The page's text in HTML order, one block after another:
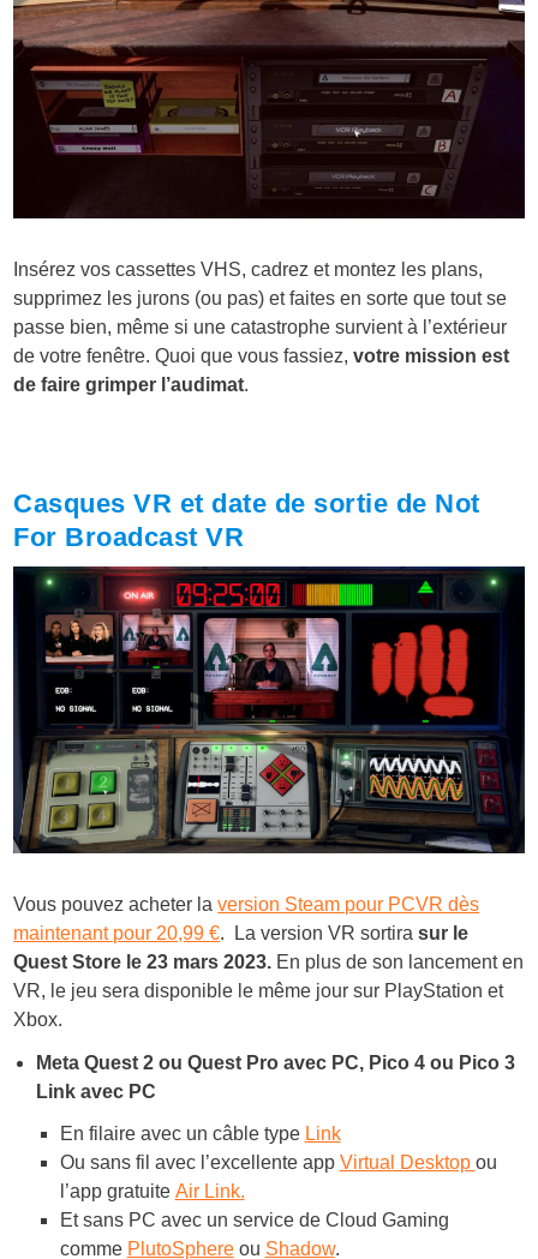
Insérez vos cassettes VHS, cadrez et montez les plans,
supprimez les jurons (ou pas) et faites en sorte que tout se
passe bien, même si une catastrophe survient à l’extérieur
de votre fenêtre. Quoi que vous fassiez,votre mission est
de faire grimper l’audimat.
Casques VR et date de sortie de Not
For Broadcast VR
Vous pouvez acheter laversion Steam pour PCVR dès
maintenant pour 20,99 €. La version VR sortira sur le
Quest Store le 23 mars 2023. En plus de son lancement en
VR, le jeu sera disponible le même jour sur PlayStation et
Xbox.
Meta Quest 2 ou Quest Pro avec PC, Pico 4 ou Pico 3
Link avec PC
En filaire avec un câble type Link
Ou sans fil avec l’excellente app Virtual Desktop ou
l’app gratuite Air Link.
Et sans PC avec un service de Cloud Gaming
comme PlutoSphereou Shadow.